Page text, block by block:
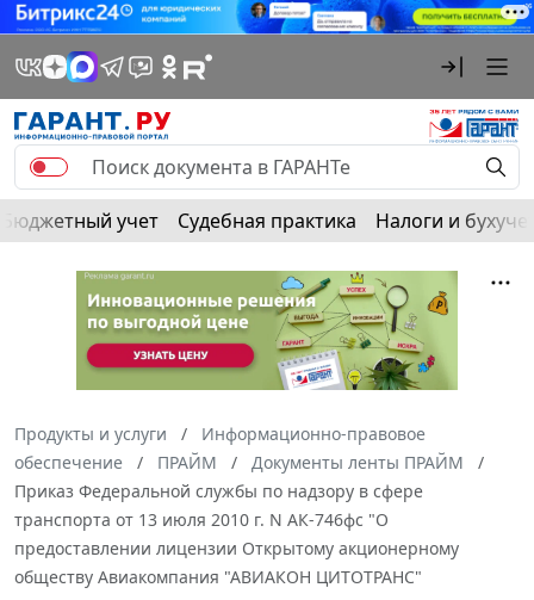
Бюджетный учет Судебная практика Налоги и
Продукты и услуги
Информационно-правовое
обеспечение
ПРАЙМ
Документы ленты ПРАЙМ
Приказ Федеральной службы по надзору в сфере
транспорта от 13 июля 2010 г. N АК-746фс "О
предоставлении лицензии Открытому акционерному
обществу Авиакомпания "АВИАКОН ЦИТОТРАНС"